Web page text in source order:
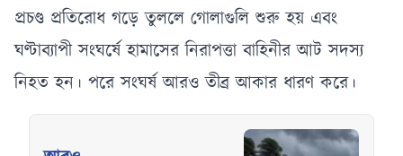
প্রচণ্ড প্রতিরোধ গড়ে তুললে গোলাগুলি শুরু হয় এবং
ঘণ্টাব্যাপী সংঘর্ষে হামাসের নিরাপত্তা বাহিনীর আট সদস্য
নিহত হন। পরে সংঘর্ষ আরও তীব্র আকার ধারণ করে।